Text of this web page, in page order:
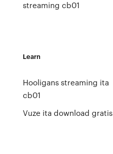
streaming cb01
Learn
Hooligans streaming ita
cb01
Vuze ita download gratis